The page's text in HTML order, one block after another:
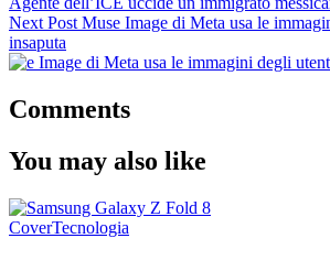
Next Post Muse Image di Meta usa le
insaputa
Comments
You may also like
CoverTecnologia